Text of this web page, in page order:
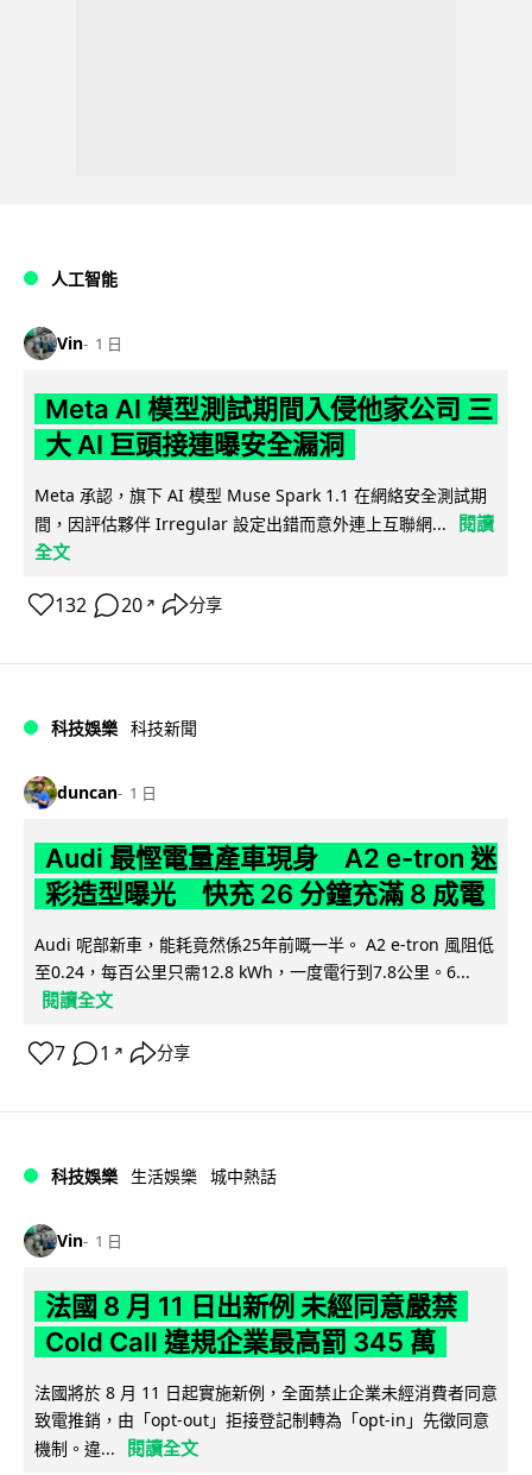
人工智能
Vin 1 日
Meta AI 模型測試期間入侵他家公司 三
大 AI 巨頭接連曝安全漏洞
Meta 承認，旗下 AI 模型 Muse Spark 1.1 在網絡安全測試期
間，因評估夥伴 Irregular 設定出錯而意外連上互聯網...
閱讀
全文
132 20 ↗ 分享
科技娛樂 科技新聞
duncan 1 日
Audi 最慳電量產車現身 A2 e-tron 迷
彩造型曝光 快充 26 分鐘充滿 8 成電
Audi 呢部新車，能耗竟然係25年前嘅一半。 A2 e-tron 風阻低
至0.24，每百公里只需12.8 kWh，一度電行到7.8公里。6...
閱讀全文
7 1 ↗ 分享
科技娛樂 生活娛樂 城中熱話
Vin 1 日
法國 8 月 11 日出新例 未經同意嚴禁
Cold Call 違規企業最高罰 345 萬
法國將於 8 月 11 日起實施新例，全面禁止企業未經消費者同意
致電推銷，由「opt-out」拒接登記制轉為「opt-in」先徵同意
機制。違...
閱讀全文